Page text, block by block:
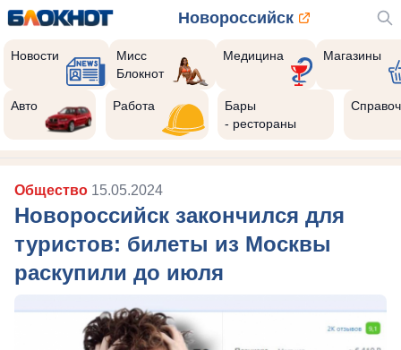
Новороссийск
Новости
Мисс
Блокнот
Медицина Магазины
Авто Работа
Бары
- рестораны
Общество 15.05.2024
Новороссийск закончился для
туристов: билеты из Москвы
раскупили до июля